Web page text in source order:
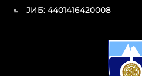
JИБ: 44014164​20008